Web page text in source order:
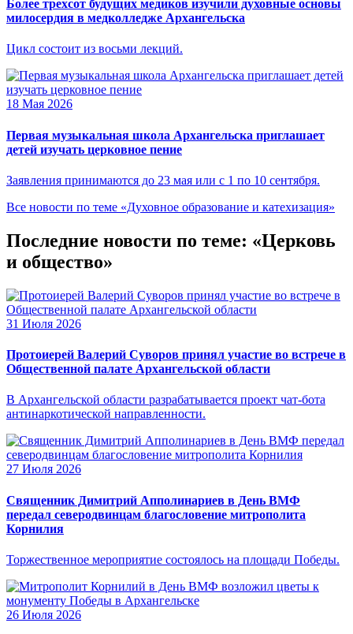
Более трехсот будущих медиков изучили духовные основы
милосердия в медколледже Архангельска
Цикл состоит из восьми лекций.
18 Мая 2026
Первая музыкальная школа Архангельска приглашает
детей изучать церковное пение
Заявления принимаются до 23 мая или с 1 по 10 сентября.
Все новости по теме «Духовное образование и катехизация»
Последние новости по теме: «Церковь
и общество»
31 Июля 2026
Протоиерей Валерий Суворов принял участие во встрече в
Общественной палате Архангельской области
В Архангельской области разрабатывается проект чат-бота
антинаркотической направленности.
27 Июля 2026
Священник Димитрий Апполинариев в День ВМФ
передал северодвинцам благословение митрополита
Корнилия
Торжественное мероприятие состоялось на площади Победы.
26 Июля 2026